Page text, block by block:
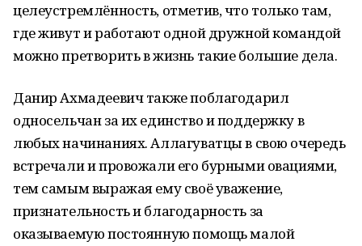
целеустремлённость, отметив, что только там,
где живут и работают одной дружной командой
можно претворить в жизнь такие большие дела.
Данир Ахмадеевич также поблагодарил
односельчан за их единство и поддержку в
любых начинаниях. Аллагуватцы в свою очередь
встречали и провожали его бурными овациями,
тем самым выражая ему своё уважение,
признательность и благодарность за
оказываемую постоянную помощь малой